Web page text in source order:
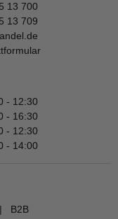
13 700
13 709
- 12:30
- 16:30
- 12:30
- 14:00
B2B